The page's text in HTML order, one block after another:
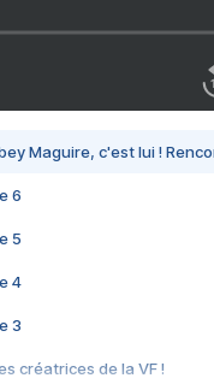
Maguire, c'est lui !
6
5
4
3
créatrices de la VF !